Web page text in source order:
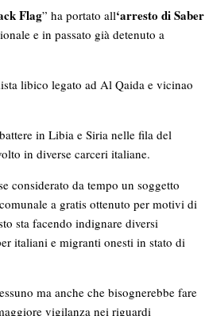
Flag” ha portato all‘arresto di Saber
e in passato già detenuto a
libico legato ad Al Qaida e vicinao
in Libia e Siria nelle fila del
in diverse carceri italiane.
considerato da tempo un soggetto
a gratis ottenuto per motivi di
sta facendo indignare diversi
italiani e migranti onesti in stato di
ma anche che bisognerebbe fare
vigilanza nei riguardi